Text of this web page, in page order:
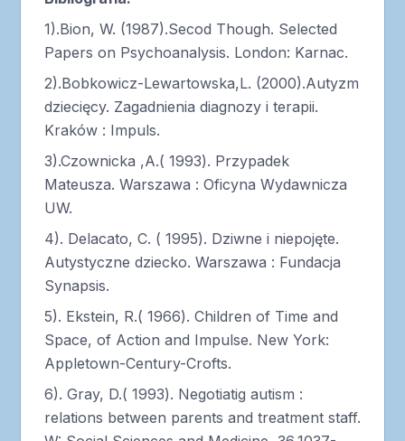
1).Bion, W. (1987).Secod Though. Selected
Papers on Psychoanalysis. London: Karnac.
2).Bobkowicz-Lewartowska,L. (2000).Autyzm
dziecięcy. Zagadnienia diagnozy i terapii.
Kraków : Impuls.
3).Czownicka ,A.( 1993). Przypadek
Mateusza. Warszawa : Oficyna Wydawnicza
UW.
4). Delacato, C. ( 1995). Dziwne i niepojęte.
Autystyczne dziecko. Warszawa : Fundacja
Synapsis.
5). Ekstein, R.( 1966). Children of Time and
Space, of Action and Impulse. New York:
Appletown-Century-Crofts.
6). Gray, D.( 1993). Negotiatig autism :
relations between parents and treatment staff.